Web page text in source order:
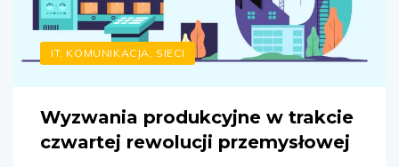
IT, KOMUNIKACJA, SIECI
Wyzwania produkcyjne w trakcie
czwartej rewolucji przemysłowej